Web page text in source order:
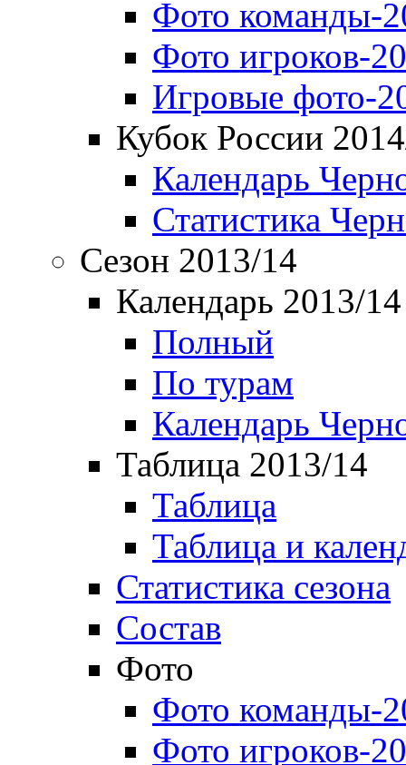
Фото команды-
Фото игроков-
Игровые фото-
Кубок России
Календарь
Статистика
Сезон 2013/14
Календарь 2013/14
Полный
По турам
Календарь
Таблица 2013/14
Таблица
Таблица и
Статистика сезона
Состав
Фото
Фото команды-
Фото игроков-